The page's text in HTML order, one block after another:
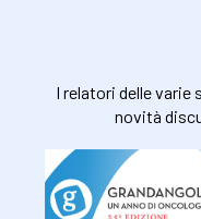
I relatori delle varie
novità